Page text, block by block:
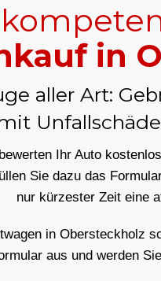
in
aller Art:
Ihr Auto
Sie dazu das
nur kürzester Zeit eine
in Obersteckholz
aus und werden